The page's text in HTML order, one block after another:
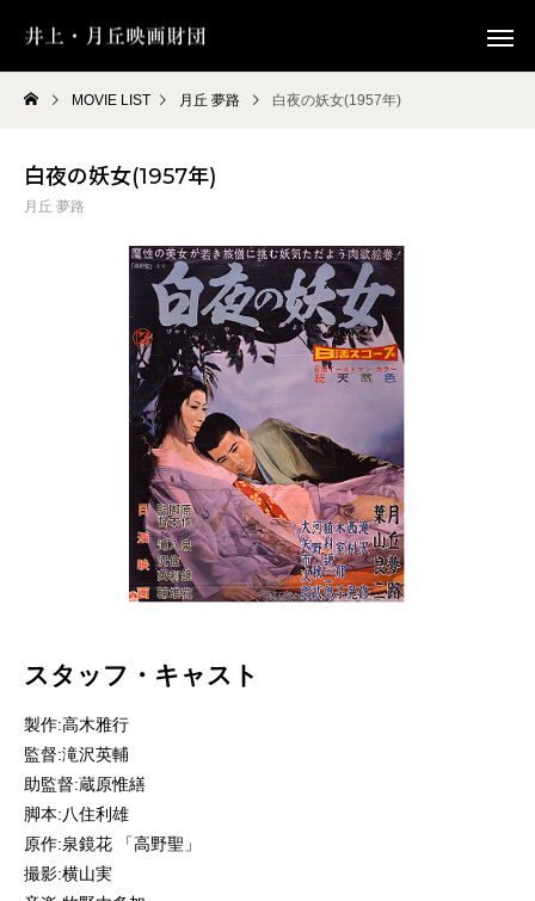
MOVIE LIST 月丘 夢路 白夜の妖女(1957年)
白夜の妖女(1957年)
月丘 夢路
スタッフ・キャスト
製作:高木雅行
監督:滝沢英輔
助監督:蔵原惟繕
脚本:八住利雄
原作:泉鏡花 「高野聖」
撮影:横山実